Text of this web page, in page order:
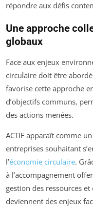
répondre aux défis
Une approche
globaux
Face aux enjeux
circulaire doit être
favorise cette approche
d’objectifs communs,
des actions menées.
ACTIF apparaît comme
entreprises souhaitant
l’économie circulaire.
à l’accompagnement
gestion des ressources
deviennent des enjeux